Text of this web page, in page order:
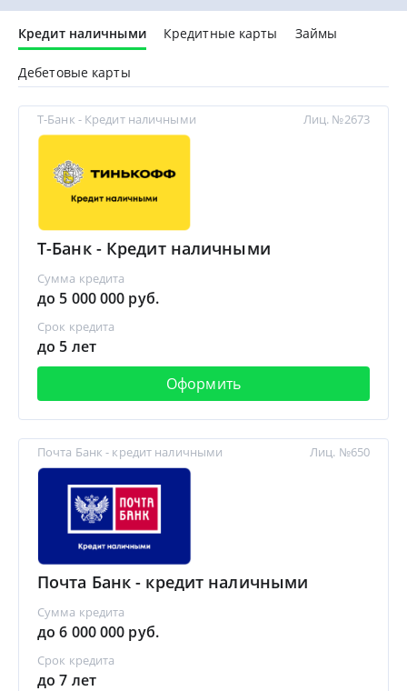
Кредит наличными Кредитные карты Займы
Дебетовые карты
Т-Банк - Кредит наличными
Т-Банк - Кредит наличными
Сумма кредита
до 5 000 000 руб.
Срок кредита
до 5 лет
Оформить
Лиц. №2673
Почта Банк - кредит наличными
Почта Банк - кредит наличными
Сумма кредита
до 6 000 000 руб.
Срок кредита
до 7 лет
Лиц. №650